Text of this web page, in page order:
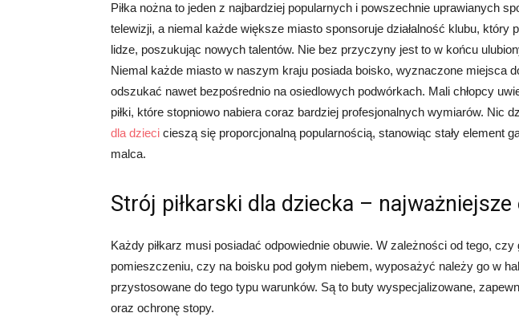
Piłka nożna to jeden z najbardziej popularnych i powszechnie uprawianych
telewizji, a niemal każde większe miasto sponsoruje działalność klubu, który
lidze, poszukując nowych talentów. Nie bez przyczyny jest to w końcu
Niemal każde miasto w naszym kraju posiada boisko, wyznaczone miejsca
odszukać nawet bezpośrednio na osiedlowych podwórkach. Mali chłopcy
piłki, które stopniowo nabiera coraz bardziej profesjonalnych wymiarów. Nic
dla dzieci cieszą się proporcjonalną popularnością, stanowiąc stały element
malca.
Strój piłkarski dla dziecka –
Każdy piłkarz musi posiadać odpowiednie obuwie. W zależności od tego,
pomieszczeniu, czy na boisku pod gołym niebem, wyposażyć należy go w
przystosowane do tego typu warunków. Są to buty wyspecjalizowane,
oraz ochronę stopy.